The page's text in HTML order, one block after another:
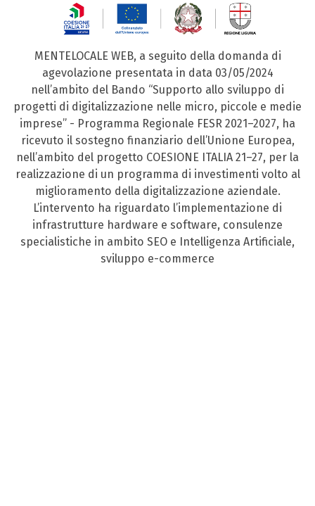
MENTELOCALE WEB, a seguito della domanda di
agevolazione presentata in data 03/05/2024
nell’ambito del Bando “Supporto allo sviluppo di
progetti di digitalizzazione nelle micro, piccole e medie
imprese” - Programma Regionale FESR 2021–2027, ha
ricevuto il sostegno finanziario dell’Unione Europea,
nell’ambito del progetto COESIONE ITALIA 21–27, per la
realizzazione di un programma di investimenti volto al
miglioramento della digitalizzazione aziendale.
L’intervento ha riguardato l’implementazione di
infrastrutture hardware e software, consulenze
specialistiche in ambito SEO e Intelligenza Artificiale,
sviluppo e-commerce